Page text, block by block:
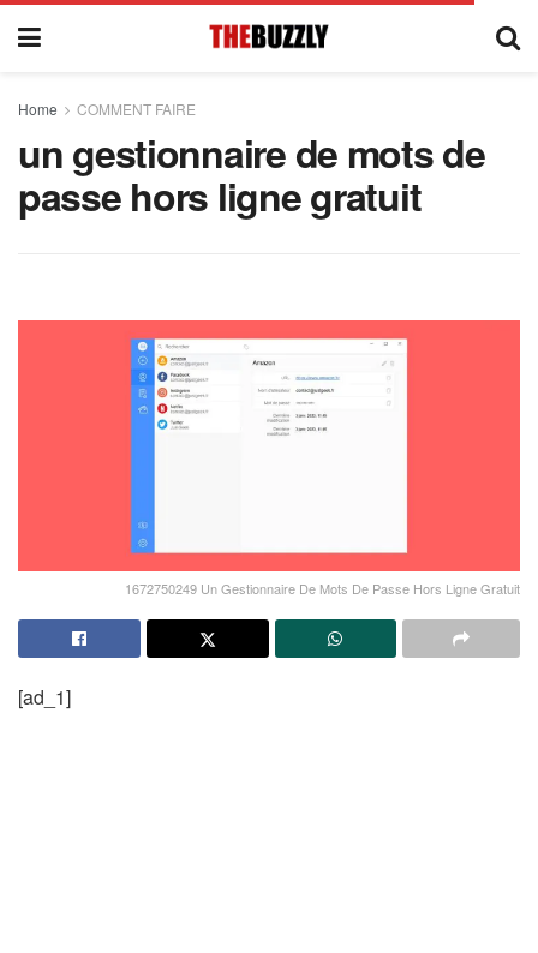
Home COMMENT FAIRE
un gestionnaire de mots de
passe hors ligne gratuit
1672750249 Un Gestionnaire De Mots De Passe Hors Ligne Gratuit
[ad_1]